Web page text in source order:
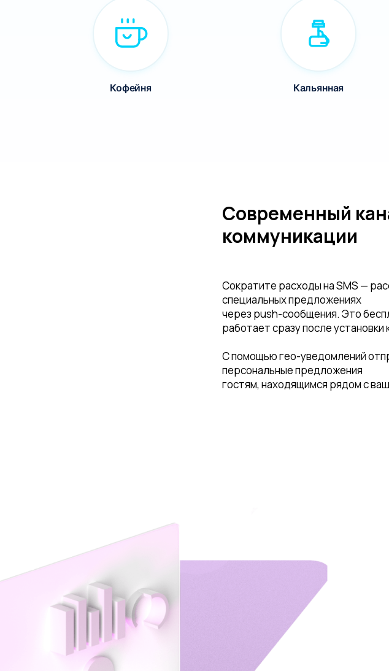
Кофейня Кальянная
Современный
коммуникации
Сократите расходы на SMS —
специальных предложениях
через push-сообщения. Это
работает сразу после установки
С помощью гео-уведомлений
персональные предложения
гостям, находящимся рядом с